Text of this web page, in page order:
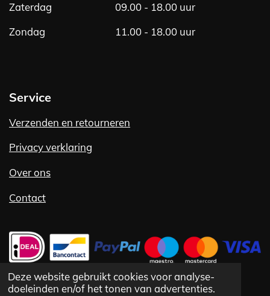
Deze website gebruikt cookies voor analyse-
doeleinden en/of het tonen van advertenties.
Zaterdag
09.00 - 18.00 uur
Zondag
11.00 - 18.00 uur
Service
Verzenden en retourneren
Privacy verklaring
Over ons
Contact
©1992 -2025 Vlug Fashion VOF